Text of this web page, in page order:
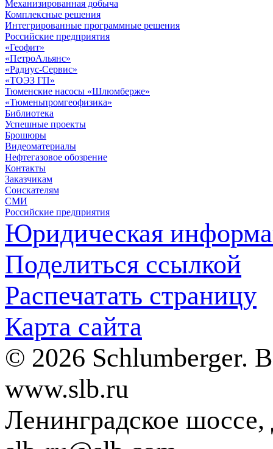
Механизированная добыча
Комплексные решения
Интегрированные программные решения
Российские предприятия
«Геофит»
«ПетроАльянс»
«Радиус-Сервис»
«ТОЭЗ ГП»
Тюменские насосы «Шлюмберже»
«Тюменьпромгеофизика»
Библиотека
Успешные проекты
Брошюры
Видеоматериалы
Нефтегазовое обозрение
Контакты
Заказчикам
Соискателям
СМИ
Российские предприятия
Юридическая
Поделиться ссылкой
Распечатать страницу
Карта сайта
© 2026 Schlumberger.
www.slb.ru
Ленинградское